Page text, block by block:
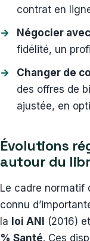
contrat en
Négocier
fidélité, un
Changer de
des offres de
ajustée, en
Évolutions
autour du
Le cadre normatif
connu
la loi ANI (2016)
% Santé. Ces